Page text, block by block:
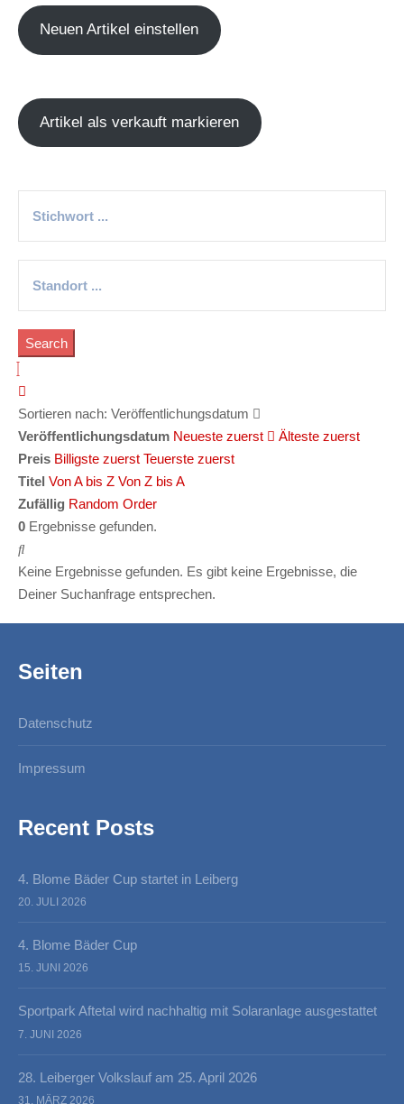
Neuen Artikel einstellen
Artikel als verkauft markieren
Search
Sortieren nach: Veröffentlichungsdatum
Veröffentlichungsdatum Neueste zuerst
Älteste zuerst
Preis Billigste zuerst Teuerste zuerst
Titel Von A bis Z Von Z bis A
Zufällig Random Order
0 Ergebnisse gefunden.
Keine Ergebnisse gefunden. Es gibt keine Ergebnisse, die
Deiner Suchanfrage entsprechen.
Seiten
Datenschutz
Impressum
Recent Posts
4. Blome Bäder Cup startet in Leiberg
20. JULI 2026
4. Blome Bäder Cup
15. JUNI 2026
Sportpark Aftetal wird nachhaltig mit Solaranlage ausgestattet
7. JUNI 2026
28. Leiberger Volkslauf am 25. April 2026
31. MÄRZ 2026